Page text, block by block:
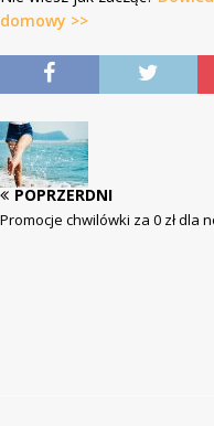
domowy >>
POPRZERDNI
Promocje chwilówki za 0 zł dla